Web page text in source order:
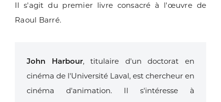
Il s'agit du premier livre consacré à l'œuvre de
Raoul Barré.
John Harbour, titulaire d'un doctorat en
cinéma de l'Université Laval, est chercheur en
cinéma d'animation. Il s'intéresse à